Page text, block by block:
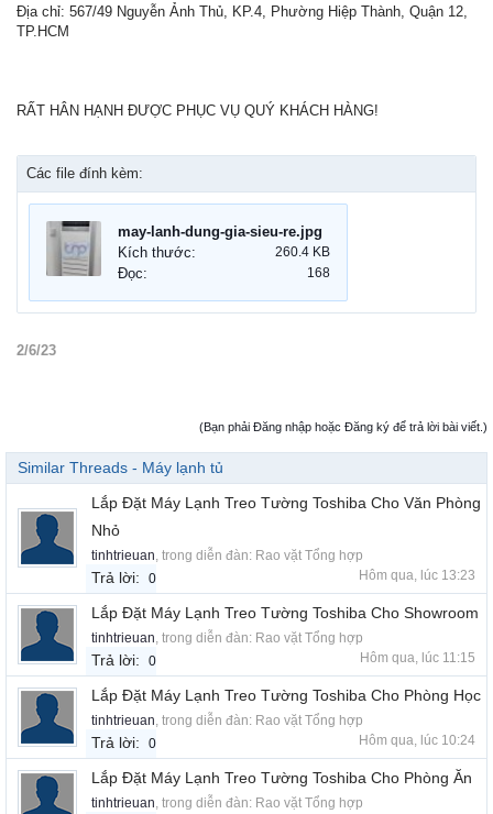
Địa chỉ: 567/49 Nguyễn Ảnh Thủ, KP.4, Phường Hiệp Thành, Quận 12,
TP.HCM
RẤT HÂN HẠNH ĐƯỢC PHỤC VỤ QUÝ KHÁCH HÀNG!
Các file đính kèm:
may-lanh-dung-gia-sieu-re.jpg
Kích thước:
260.4 KB
Đọc: 168
2/6/23
(Bạn phải Đăng nhập hoặc Đăng ký để trả lời bài viết.)
Similar Threads - Máy lạnh tủ
Lắp Đặt Máy Lạnh Treo Tường Toshiba Cho Văn Phòng
Nhỏ
tinhtrieuan, trong diễn đàn: Rao vặt Tổng hợp
Trả lời: 0 Hôm qua, lúc 13:23
Lắp Đặt Máy Lạnh Treo Tường Toshiba Cho Showroom
tinhtrieuan, trong diễn đàn: Rao vặt Tổng hợp
Trả lời: 0 Hôm qua, lúc 11:15
Lắp Đặt Máy Lạnh Treo Tường Toshiba Cho Phòng Học
tinhtrieuan, trong diễn đàn: Rao vặt Tổng hợp
Trả lời: 0 Hôm qua, lúc 10:24
Lắp Đặt Máy Lạnh Treo Tường Toshiba Cho Phòng Ăn
tinhtrieuan, trong diễn đàn: Rao vặt Tổng hợp